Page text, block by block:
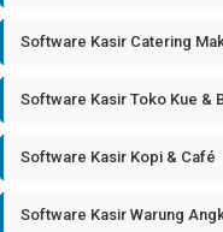
Software Kasir Catering
Software Kasir Toko Kue &
Software Kasir Kopi & Café
Software Kasir Warung